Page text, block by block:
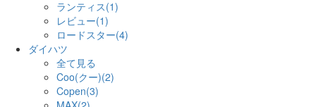
ランティス(1)
レビュー(1)
ロードスター(4)
ダイハツ
全て見る
Coo(クー)(2)
Copen(3)